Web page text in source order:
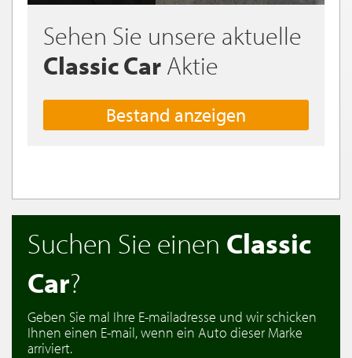
Sehen Sie unsere aktuelle
Classic Car Aktie
Bestand anzeigen
Suchen Sie einen Classic
Car?
Geben Sie mal Ihre E-mailadresse und wir schicken
Ihnen einen E-mail, wenn ein Auto dieser Marke
arriviert.